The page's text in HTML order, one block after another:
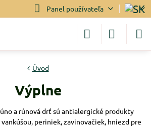
Panel používateľa
Úvod
Výplne
a rúnová drť sú antialergické produkty
periniek, zavinovačiek, hniezd pre